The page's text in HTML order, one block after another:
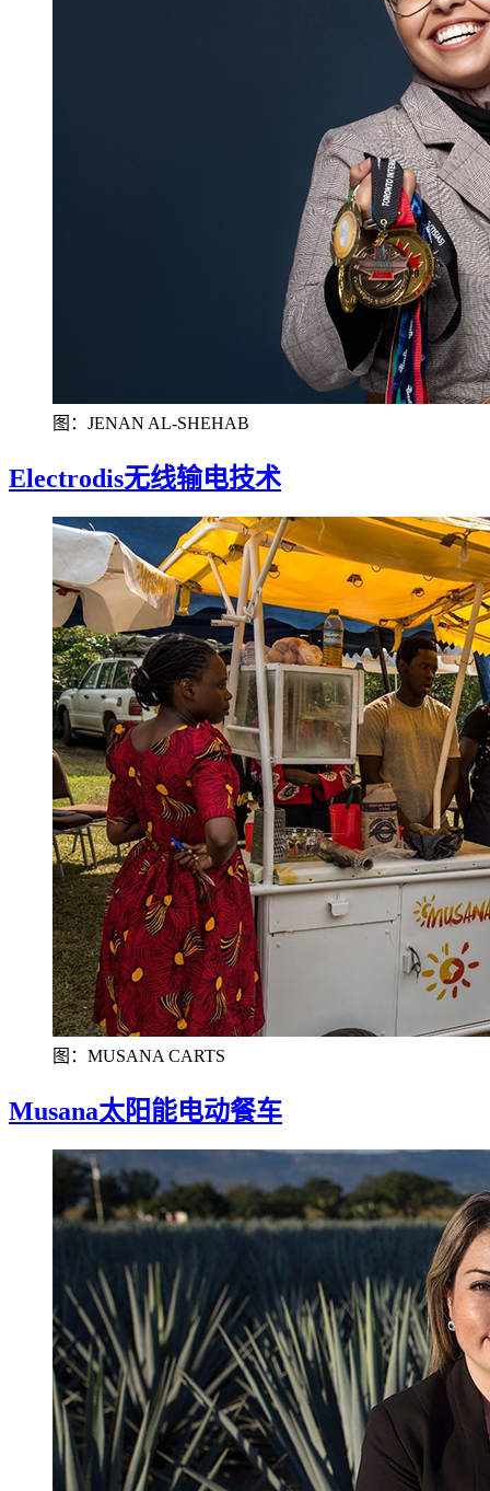
图：JENAN AL-SHEHAB
Electrodis无线输电技术
图：MUSANA CARTS
Musana太阳能电动餐车